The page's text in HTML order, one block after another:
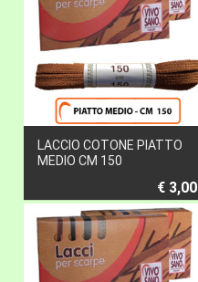
LACCIO COTONE PIATTO
MEDIO CM 150
€ 3,00